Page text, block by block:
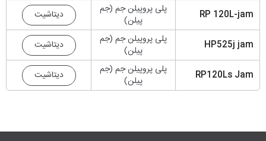
RP 120L-jam
پلی پروپیلن جم (جم
پیلن)
دیتاشیت
HP525j jam
پلی پروپیلن جم (جم
پیلن)
دیتاشیت
RP120Ls Jam
پلی پروپیلن جم (جم
پیلن)
دیتاشیت